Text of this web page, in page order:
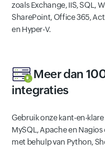
zoals Exchange, IIS, SQL,
SharePoint, Office 365,
en Hyper-V.
Meer dan
integraties
Gebruik onze kant-en-
MySQL, Apache en
met behulp van Python,